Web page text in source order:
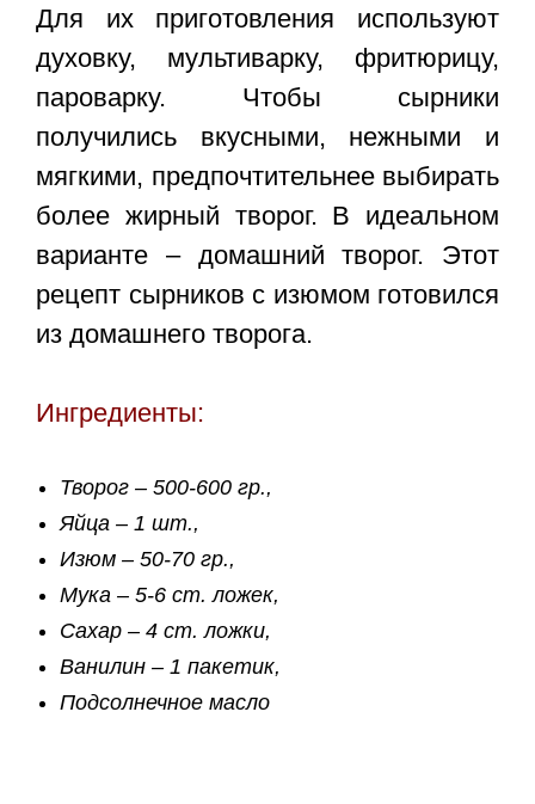
Для их приготовления используют
духовку, мультиварку, фритюрицу,
пароварку. Чтобы сырники
получились вкусными, нежными и
мягкими, предпочтительнее выбирать
более жирный творог. В идеальном
варианте – домашний творог. Этот
рецепт сырников с изюмом готовился
из домашнего творога.
Ингредиенты:
Творог – 500-600 гр.,
Яйца – 1 шт.,
Изюм – 50-70 гр.,
Мука – 5-6 ст. ложек,
Сахар – 4 ст. ложки,
Ванилин – 1 пакетик,
Подсолнечное масло